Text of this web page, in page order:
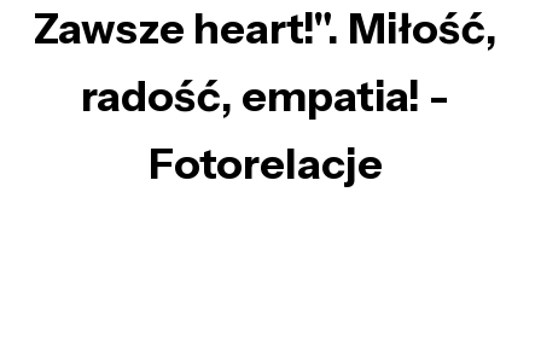
Zawsze heart!". Miłość,
radość, empatia! -
Fotorelacje